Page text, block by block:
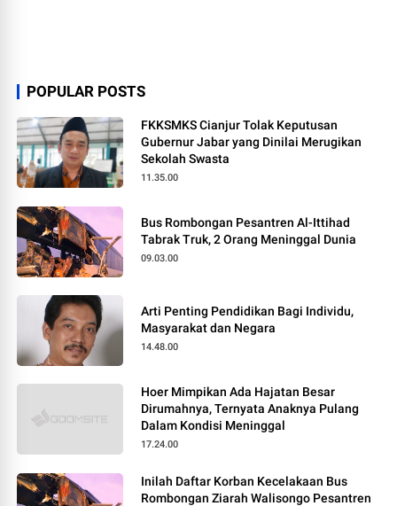
POPULAR POSTS
FKKSMKS Cianjur Tolak Keputusan
Gubernur Jabar yang Dinilai Merugikan
Sekolah Swasta
11.35.00
Bus Rombongan Pesantren Al-Ittihad
Tabrak Truk, 2 Orang Meninggal Dunia
09.03.00
Arti Penting Pendidikan Bagi Individu,
Masyarakat dan Negara
14.48.00
Hoer Mimpikan Ada Hajatan Besar
Dirumahnya, Ternyata Anaknya Pulang
Dalam Kondisi Meninggal
17.24.00
Inilah Daftar Korban Kecelakaan Bus
Rombongan Ziarah Walisongo Pesantren